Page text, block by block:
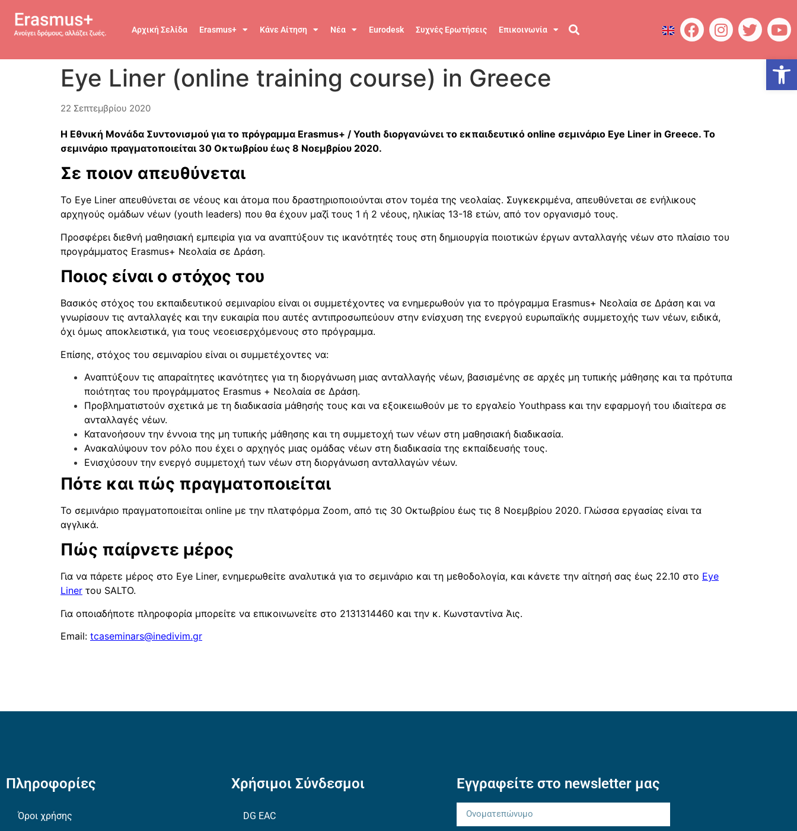
Αρχική Σελίδα Erasmus+ Κάνε Αίτηση Νέα Eurodesk Συχνές Ερωτήσεις Επικοινωνία
Eye Liner (online training course) in Greece
22 Σεπτεμβρίου 2020
Η Εθνική Μονάδα Συντονισμού για το πρόγραμμα Erasmus+ / Youth διοργανώνει το εκπαιδευτικό online σεμινάριο Eye Liner in Greece. Το
σεμινάριο πραγματοποιείται 30 Οκτωβρίου έως 8 Νοεμβρίου 2020.
Σε ποιον απευθύνεται
Το Eye Liner απευθύνεται σε νέους και άτομα που δραστηριοποιούνται στον τομέα της νεολαίας. Συγκεκριμένα, απευθύνεται σε ενήλικους
αρχηγούς ομάδων νέων (youth leaders) που θα έχουν μαζί τους 1 ή 2 νέους, ηλικίας 13-18 ετών, από τον οργανισμό τους.
Προσφέρει διεθνή μαθησιακή εμπειρία για να αναπτύξουν τις ικανότητές τους στη δημιουργία ποιοτικών έργων ανταλλαγής νέων στο πλαίσιο του
προγράμματος Erasmus+ Νεολαία σε Δράση.
Ποιος είναι ο στόχος του
Βασικός στόχος του εκπαιδευτικού σεμιναρίου είναι οι συμμετέχοντες να ενημερωθούν για το πρόγραμμα Erasmus+ Νεολαία σε Δράση και να
γνωρίσουν τις ανταλλαγές και την ευκαιρία που αυτές αντιπροσωπεύουν στην ενίσχυση της ενεργού ευρωπαϊκής συμμετοχής των νέων, ειδικά,
όχι όμως αποκλειστικά, για τους νεοεισερχόμενους στο πρόγραμμα.
Επίσης, στόχος του σεμιναρίου είναι οι συμμετέχοντες να:
Αναπτύξουν τις απαραίτητες ικανότητες για τη διοργάνωση μιας ανταλλαγής νέων, βασισμένης σε αρχές μη τυπικής μάθησης και τα πρότυπα
ποιότητας του προγράμματος Erasmus + Νεολαία σε Δράση.
Προβληματιστούν σχετικά με τη διαδικασία μάθησής τους και να εξοικειωθούν με το εργαλείο Youthpass και την εφαρμογή του ιδιαίτερα σε
ανταλλαγές νέων.
Κατανοήσουν την έννοια της μη τυπικής μάθησης και τη συμμετοχή των νέων στη μαθησιακή διαδικασία.
Ανακαλύψουν τον ρόλο που έχει ο αρχηγός μιας ομάδας νέων στη διαδικασία της εκπαίδευσής τους.
Ενισχύσουν την ενεργό συμμετοχή των νέων στη διοργάνωση ανταλλαγών νέων.
Πότε και πώς πραγματοποιείται
Το σεμινάριο πραγματοποιείται online με την πλατφόρμα Zoom, από τις 30 Οκτωβρίου έως τις 8 Νοεμβρίου 2020. Γλώσσα εργασίας είναι τα
αγγλικά.
Πώς παίρνετε μέρος
Για να πάρετε μέρος στο Eye Liner, ενημερωθείτε αναλυτικά για το σεμινάριο και τη μεθοδολογία, και κάνετε την αίτησή σας έως 22.10 στο Eye
Liner του SALTO.
Για οποιαδήποτε πληροφορία μπορείτε να επικοινωνείτε στο 2131314460 και την κ. Κωνσταντίνα Άις.
Email: tcaseminars@inedivim.gr
Πληροφορίες
Όροι χρήσης
Χρήσιμοι Σύνδεσμοι
DG EAC
Εγγραφείτε στο newsletter μας